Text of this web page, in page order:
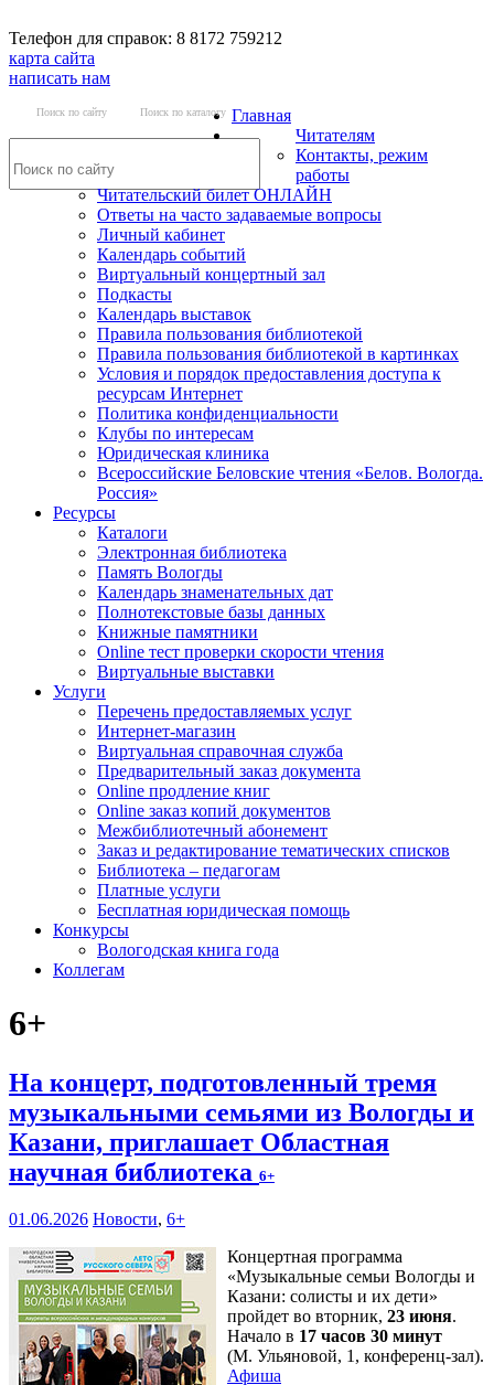
Телефон для справок: 8 8172 759212
карта сайта
написать нам
Поиск по сайту Поиск по каталогу Главная
Читателям
Контакты, режим
работы
Читательский билет ОНЛАЙН
Ответы на часто задаваемые вопросы
Личный кабинет
Календарь событий
Виртуальный концертный зал
Подкасты
Календарь выставок
Правила пользования библиотекой
Правила пользования библиотекой в картинках
Условия и порядок предоставления доступа к
ресурсам Интернет
Политика конфиденциальности
Клубы по интересам
Юридическая клиника
Всероссийские Беловские чтения «Белов. Вологда.
Россия»
Ресурсы
Каталоги
Электронная библиотека
Память Вологды
Календарь знаменательных дат
Полнотекстовые базы данных
Книжные памятники
Online тест проверки скорости чтения
Виртуальные выставки
Услуги
Перечень предоставляемых услуг
Интернет-магазин
Виртуальная справочная служба
Предварительный заказ документа
Online продление книг
Online заказ копий документов
Межбиблиотечный абонемент
Заказ и редактирование тематических списков
Библиотека – педагогам
Платные услуги
Бесплатная юридическая помощь
Конкурсы
Вологодская книга года
Коллегам
6+
На концерт, подготовленный тремя
музыкальными семьями из Вологды и
Казани, приглашает Областная
научная библиотека 6+
01.06.2026 Новости, 6+
Концертная программа
«Музыкальные семьи Вологды и
Казани: солисты и их дети»
пройдет во вторник, 23 июня.
Начало в 17 часов 30 минут
(М. Ульяновой, 1, конференц-зал).
Афиша